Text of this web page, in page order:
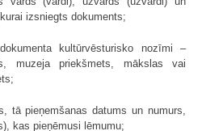
izsniegts dokuments;
kultūrvēsturisko nozīmi –
muzeja priekšmets, mākslas vai
tā pieņemšanas datums un numurs,
kas pieņēmusi lēmumu;